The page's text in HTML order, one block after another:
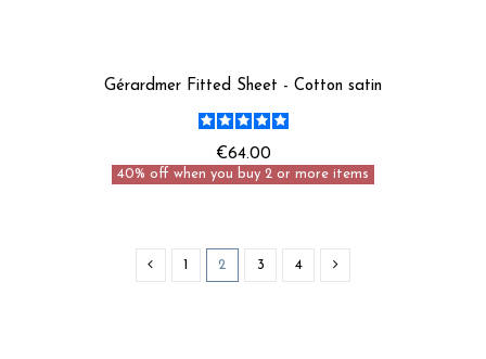
Gérardmer Fitted Sheet - Cotton satin
€64.00
40% off when you buy 2 or more items
1 2 3 4